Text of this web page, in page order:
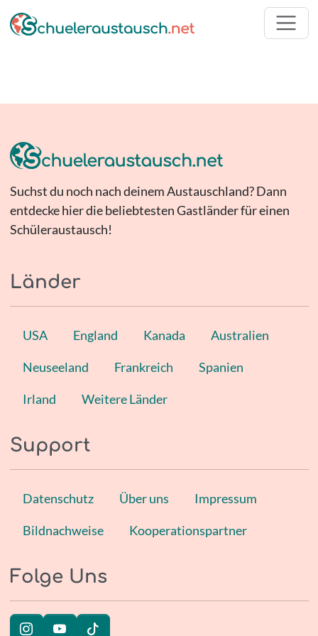
Suchst du noch nach deinem Austauschland? Dann
entdecke hier die beliebtesten Gastländer für einen
Schüleraustausch!
Länder
USA England Kanada Australien
Neuseeland Frankreich Spanien
Irland Weitere Länder
Support
Datenschutz Über uns Impressum
Bildnachweise Kooperationspartner
Folge Uns